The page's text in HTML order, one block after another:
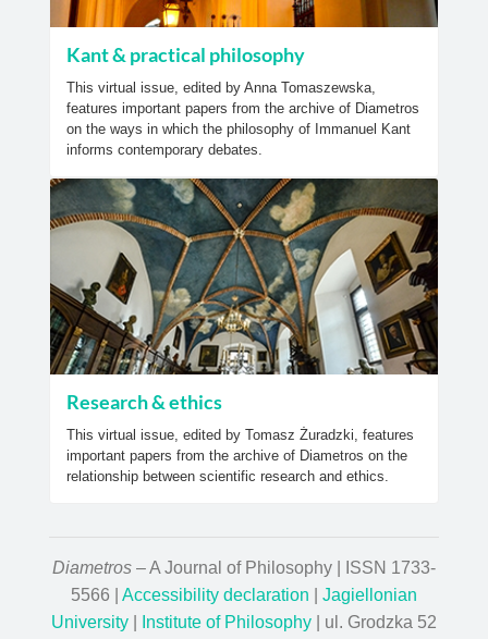
Kant & practical philosophy
This virtual issue, edited by Anna Tomaszewska,
features important papers from the archive of Diametros
on the ways in which the philosophy of Immanuel Kant
informs contemporary debates.
Research & ethics
This virtual issue, edited by Tomasz Żuradzki, features
important papers from the archive of Diametros on the
relationship between scientific research and ethics.
Diametros – A Journal of Philosophy | ISSN 1733-
5566 | Accessibility declaration
Jagiellonian
University
Institute of Philosophy | ul. Grodzka 52